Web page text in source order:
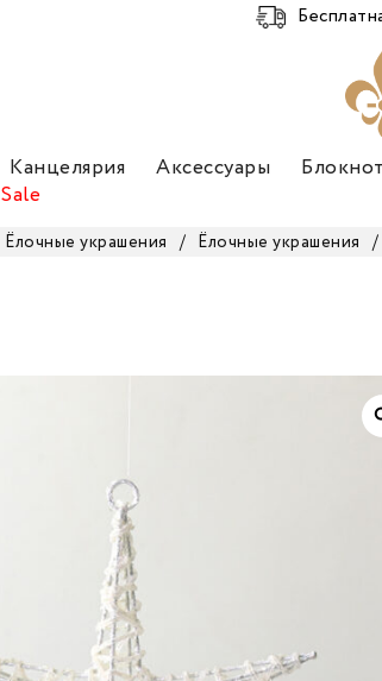
Канцелярия Аксессуары
Sale
Ёлочные украшения / Ёлочные украшения /